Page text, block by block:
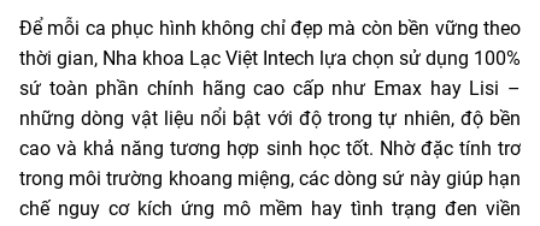
Để mỗi ca phục hình không chỉ đẹp mà còn bền vững theo
thời gian, Nha khoa Lạc Việt Intech lựa chọn sử dụng 100%
sứ toàn phần chính hãng cao cấp như Emax hay Lisi –
những dòng vật liệu nổi bật với độ trong tự nhiên, độ bền
cao và khả năng tương hợp sinh học tốt. Nhờ đặc tính trơ
trong môi trường khoang miệng, các dòng sứ này giúp hạn
chế nguy cơ kích ứng mô mềm hay tình trạng đen viền